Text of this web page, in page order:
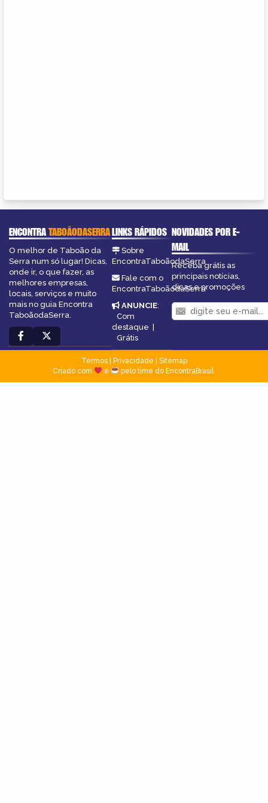
ENCONTRATABOÃODASERRA
O melhor de Taboão da
Serra num só lugar! Dicas,
onde ir, o que fazer, as
melhores empresas,
locais, serviços e muito
mais no guia Encontra
TaboãodaSerra.
LINKS RÁPIDOS
Sobre
EncontraTaboãodaSerra
Fale com o
EncontraTaboãodaSerra
ANUNCIE:
Com
destaque
Grátis
NOVIDADES POR E-
MAIL
Receba grátis as
principais notícias,
dicas e promoções
Termos| Privacidade
Sitemap
Criado com
e pelo time do EncontraBrasil